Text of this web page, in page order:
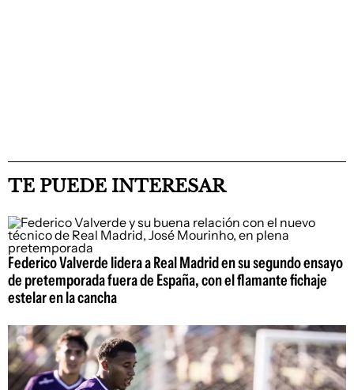
TE PUEDE INTERESAR
Federico Valverde lidera a Real Madrid en su segundo ensayo
de pretemporada fuera de España, con el flamante fichaje
estelar en la cancha